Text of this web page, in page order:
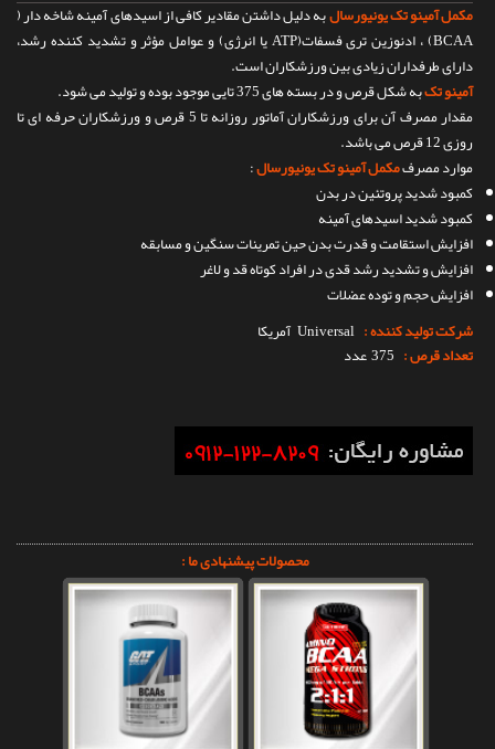
مکمل آمینو تک یونیورسالبه دلیل داشتن مقادیر کافی از اسیدهای آمینه شاخه دار (
BCAA) ، ادنوزین تری فسفات(ATP یا انرژی) و عوامل مؤثر و تشدید کننده رشد،
دارای طرفداران زیادی بین ورزشکاران است.
آمینو تکبه شکل قرص و در بسته های 375 تایی موجود بوده و تولید می شود.
مقدار مصرف آن برای ورزشکاران آماتور روزانه تا 5 قرص و ورزشکاران حرفه ای تا
روزی 12 قرص می باشد.
موارد مصرفمکمل آمینو تک یونیورسال:
کمبود شدید پروتئین در بدن
کمبود شدید اسیدهای آمینه
افزایش استقامت و قدرت بدن حین تمرینات سنگین و مسابقه
افزایش و تشدید رشد قدی در افراد کوتاه قد و لاغر
افزایش حجم و توده عضلات
شرکت تولید کننده : Universal آمریکا
تعداد قرص : 375 عدد
محصولات پیشنهادی ما :